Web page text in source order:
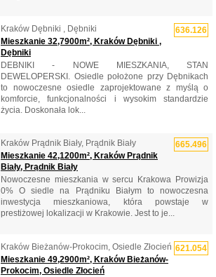
636.126
Kraków Dębniki , Dębniki
Mieszkanie 32,7900m², Kraków Dębniki ,
Dębniki
DEBNIKI - NOWE MIESZKANIA, STAN
DEWELOPERSKI. Osiedle położone przy Dębnikach
to nowoczesne osiedle zaprojektowane z myślą o
komforcie, funkcjonalności i wysokim standardzie
życia. Doskonała lok...
665.496
Kraków Prądnik Biały, Prądnik Biały
Mieszkanie 42,1200m², Kraków Prądnik
Biały, Prądnik Biały
Nowoczesne mieszkania w sercu Krakowa Prowizja
0% O siedle na Prądniku Białym to nowoczesna
inwestycja mieszkaniowa, która powstaje w
prestiżowej lokalizacji w Krakowie. Jest to je...
621.054
Kraków Bieżanów-Prokocim, Osiedle Złocień
Mieszkanie 49,2900m², Kraków Bieżanów-
Prokocim, Osiedle Złocień